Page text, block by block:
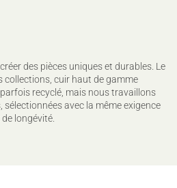
des pièces uniques et durables. Le
cuir haut de gamme
recyclé, mais nous travaillons
sélectionnées avec la même exigence
longévité.